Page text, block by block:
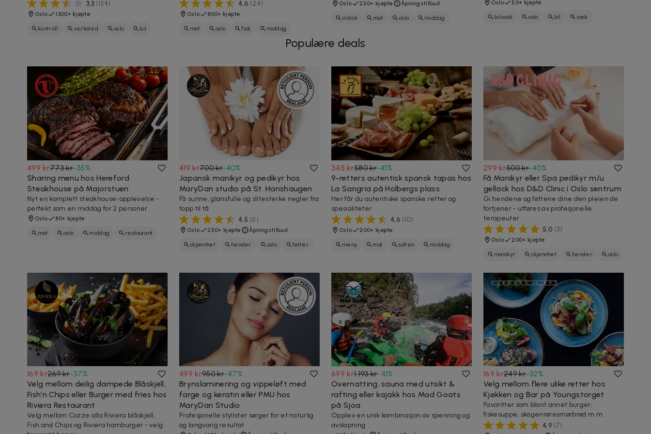
3,3 (154)
Oslo 1300+ kjøpte
kontroll verksted oslo bil
4,6 (24)
Oslo 800+ kjøpte
mat oslo fisk
middag
Oslo 250+ kjøpte Åpningstilbud
indisk mat oslo
middag
Oslo 50+ kjøpte
bilvask oslo bil
vask
Populære deals
499 kr773 kr-35%
Sharing menu hos Hereford
Steakhouse på Majorstuen
Nyt en komplett steakhouse-opplevelse -
perfekt som en middag for 2 personer
Oslo 80+ kjøpte
mat oslo middag
restaurant
419 kr700 kr-40%
Japansk manikyr og pedikyr hos
MaryDan studio på St. Hanshaugen
Få sunne, glansfulle og slitesterke negler fra
topp til tå
4,5 (5)
Oslo 250+ kjøpte Åpningstilbud
skjønnhet hender oslo
føtter
345 kr580 kr-41%
9-retters autentisk spansk tapas hos
La Sangria på Holbergs plass
Her får du autentiske spanske retter og
spesialiteter
4,6 (10)
Oslo 200+ kjøpte
meny mat sulten
middag
restaurant
299 kr500 kr-40%
Få Manikyr eller Spa pedikyr m/u
gellack hos D&D Clinic i Oslo sentrum
Gi hendene og føttene dine den pleien de
fortjener - utføres av profesjonelle
terapeuter
5,0 (3)
Oslo 200+ kjøpte
manikyr skjønnhet hender
oslo
169 kr269 kr-37%
Velg mellom deilig dampede Blåskjell,
Fish'n Chips eller Burger med fries hos
Riviera Restaurant
Velg mellom Cozze alla Riviera blåskjell,
Fish and Chips og Riviera hamburger - velg
499 kr950 kr-47%
Brynslaminering og vippeløft med
farge og keratin eller PMU hos
MaryDan Studio
Profesjonelle stylister sørger for et naturlig
og langvarig resultat
699 kr1 193 kr-41%
Overnatting, sauna med utsikt &
rafting eller kajakk hos Mad Goats
på Sjoa
Opplev en unik kombinasjon av spenning og
avslapning
169 kr249 kr-32%
Velg mellom flere ulike retter hos
Kjøkken og Bar på Youngstorget
Favoritter som blant annet burger,
fiskesuppe, skagenrøresmørbrød m.m.
4,9 (7)